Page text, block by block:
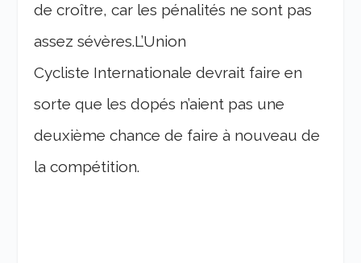
de croître, car les pénalités ne sont pas
assez sévères.L’Union
Cycliste Internationale devrait faire en
sorte que les dopés n’aient pas une
deuxième chance de faire à nouveau de
la compétition.